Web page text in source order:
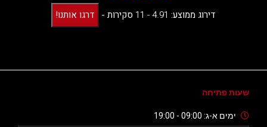
דירוג ממוצע: 4.91 -
11 סקירות - דרגו אותנו!
שעות פתיחה
ימים א-ג: 09:00 - 19:00